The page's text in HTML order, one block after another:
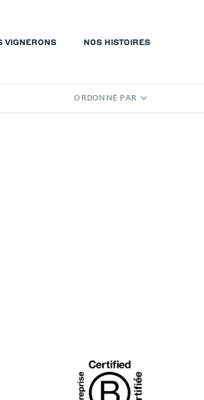
VIGNERONS NOS HISTOIRES
ORDONNÉ PAR